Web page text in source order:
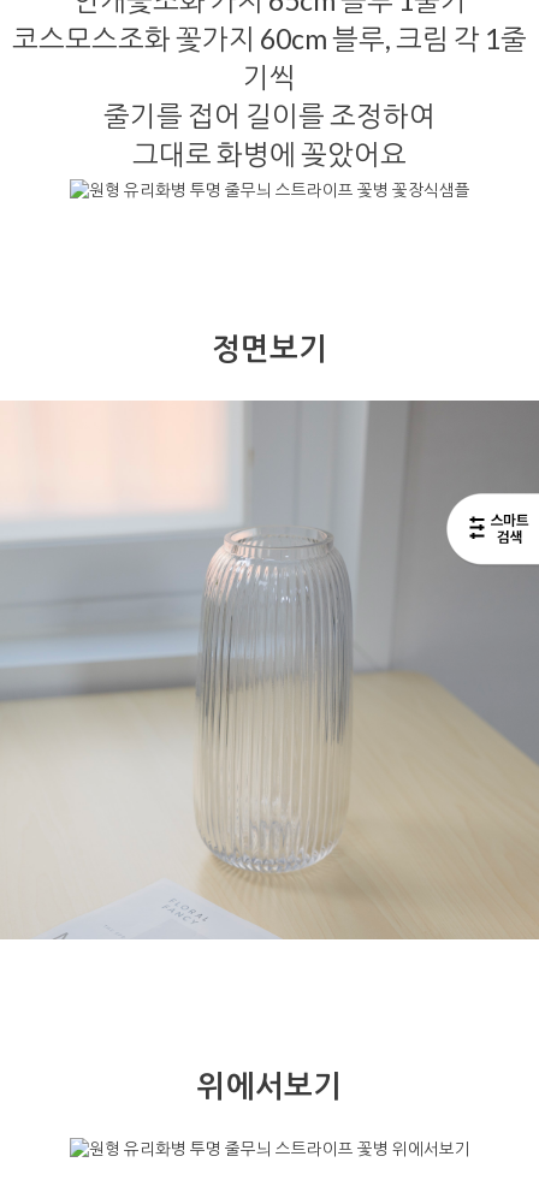
코스모스조화 꽃가지 60cm 블루, 크림 각 1줄
기씩
줄기를 접어 길이를 조정하여
그대로 화병에 꽂았어요
정면보기
위에서보기